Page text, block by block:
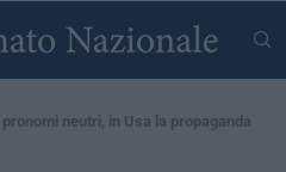
neutri, in Usa la propaganda